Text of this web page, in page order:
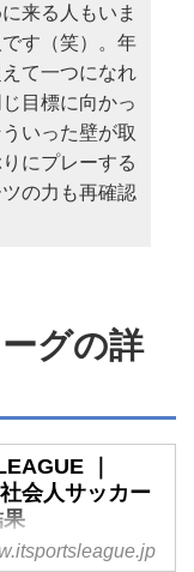
来る人もいま
す（笑）。年
て一つになれ
目標に向かっ
いった壁が取
にプレーする
の力も再確認
グの詳
｜
会人サッカー
果
人サッカーリー